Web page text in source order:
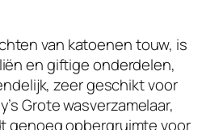
van katoenen touw, is
en giftige onderdelen,
zeer geschikt voor
Grote wasverzamelaar,
genoeg opbergruimte voor